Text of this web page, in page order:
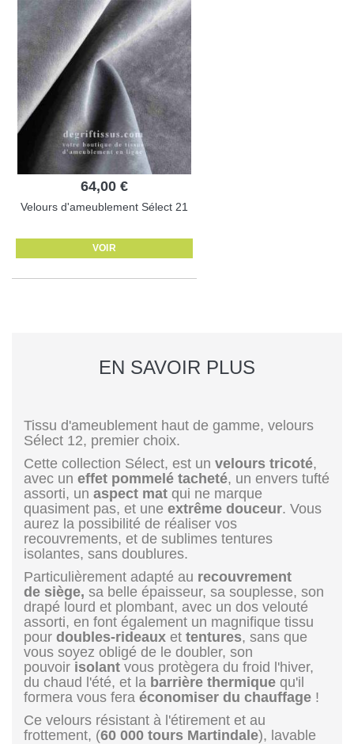
64,00 €
Velours d'ameublement Sélect 21
VOIR
EN SAVOIR PLUS
Tissu d'ameublement haut de gamme, velours
Sélect 12, premier choix.
Cette collection Sélect, est un velours tricoté,
avec un effet pommelé tacheté, un envers tufté
assorti, un aspect mat qui ne marque
quasiment pas, et une extrême douceur. Vous
aurez la possibilité de réaliser vos
recouvrements, et de sublimes tentures
isolantes, sans doublures.
Particulièrement adapté au recouvrement
de siège, sa belle épaisseur, sa souplesse, son
drapé lourd et plombant, avec un dos velouté
assorti, en font également un magnifique tissu
pour doubles-rideaux et tentures, sans que
vous soyez obligé de le doubler, son
pouvoir isolant vous protègera du froid l'hiver,
du chaud l'été, et la barrière thermique qu'il
formera vous fera économiser du chauffage !
Ce velours résistant à l'étirement et au
frottement, (60 000 tours Martindale), lavable